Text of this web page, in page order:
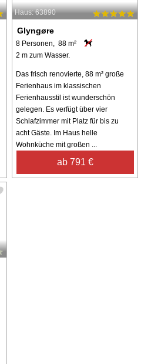
Haus: 63890
Glyngøre
8 Personen, 88 m²
2 m zum Wasser.
Das frisch renovierte, 88 m² große
Ferienhaus im klassischen
Ferienhausstil ist wunderschön
gelegen. Es verfügt über vier
Schlafzimmer mit Platz für bis zu
acht Gäste. Im Haus helle
Wohnküche mit großen ...
ab 791 €